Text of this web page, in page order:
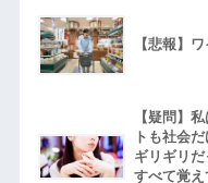
【悲報】
【疑問】
トも社会
ギリギリ
すべて覚